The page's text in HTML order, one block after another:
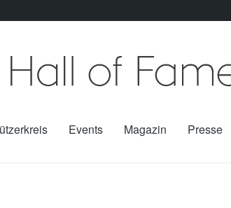
Events Magazin Presse